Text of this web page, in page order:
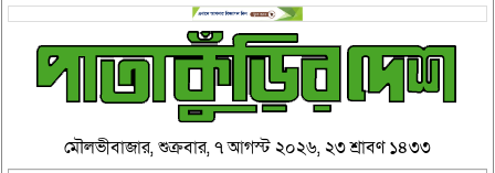
মৌলভীবাজার, শুক্রবার, ৭ আগস্ট ২০২৬, ২৩ শ্রাবণ ১৪৩৩